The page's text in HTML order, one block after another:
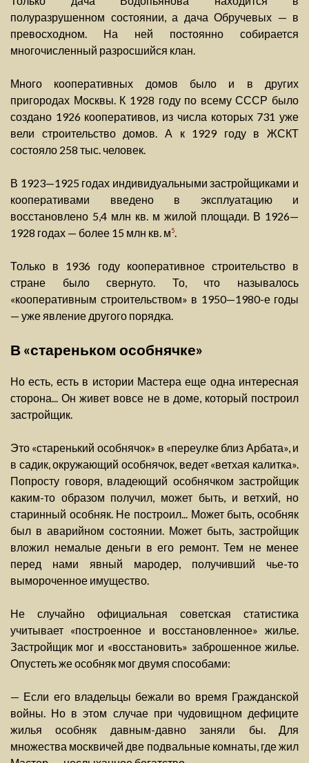
полуразрушенном состоянии, а дача Обручевых — в
превосходном. На ней постоянно собирается
многочисленный разросшийся клан.
Много кооперативных домов было и в других
пригородах Москвы. К 1928 году по всему СССР было
создано 1926 кооперативов, из числа которых 731 уже
вели строительство домов. А к 1929 году в ЖСКТ
состояло 258 тыс. человек.
В 1923—1925 годах индивидуальными застройщиками и
кооперативами введено в эксплуатацию и
восстановлено 5,4 млн кв. м жилой площади. В 1926—
1928 годах — более 15 млн кв. м5.
Только в 1936 году кооперативное строительство в
стране было свернуто. То, что называлось
«кооперативным строительством» в 1950—1980-е годы
— уже явление другого порядка.
В «стареньком особнячке»
Но есть, есть в истории Мастера еще одна интересная
сторона... Он живет вовсе не в доме, который построил
застройщик.
Это «старенький особнячок» в «переулке близ Арбата», и
в садик, окружающий особнячок, ведет «ветхая калитка».
Попросту говоря, владеющий особнячком застройщик
каким-то образом получил, может быть, и ветхий, но
старинный особняк. Не построил... Может быть, особняк
был в аварийном состоянии. Может быть, застройщик
вложил немалые деньги в его ремонт. Тем не менее
перед нами явный мародер, получивший чье-то
вымороченное имущество.
Не случайно официальная советская статистика
учитывает «построенное и восстановленное» жилье.
Застройщик мог и «восстановить» заброшенное жилье.
Опустеть же особняк мог двумя способами:
— Если его владельцы бежали во время Гражданской
войны. Но в этом случае при чудовищном дефиците
жилья особняк давным-давно заняли бы. Для
множества москвичей две подвальные комнаты, где жил